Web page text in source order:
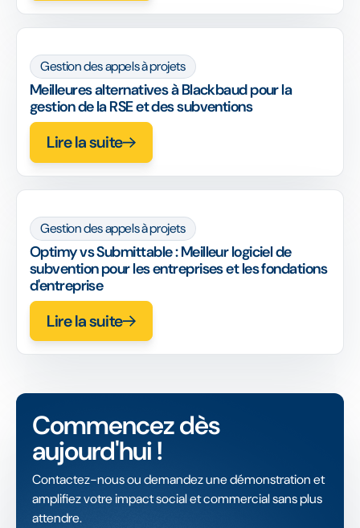
Gestion des appels à projets
Meilleures alternatives à Blackbaud pour la
gestion de la RSE et des subventions
Lire la suite
Gestion des appels à projets
Optimy vs Submittable : Meilleur logiciel de
subvention pour les entreprises et les fondations
d'entreprise
Lire la suite
Commencez dès
aujourd'hui !
Contactez-nous ou demandez une démonstration et
amplifiez votre impact social et commercial sans plus
attendre.